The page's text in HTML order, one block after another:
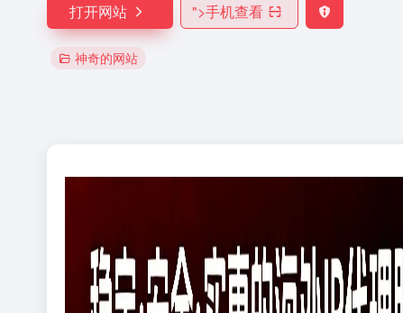
打开网站 ">手机查看
神奇的网站